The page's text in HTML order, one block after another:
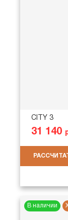
CITY 3
31 140
В наличии